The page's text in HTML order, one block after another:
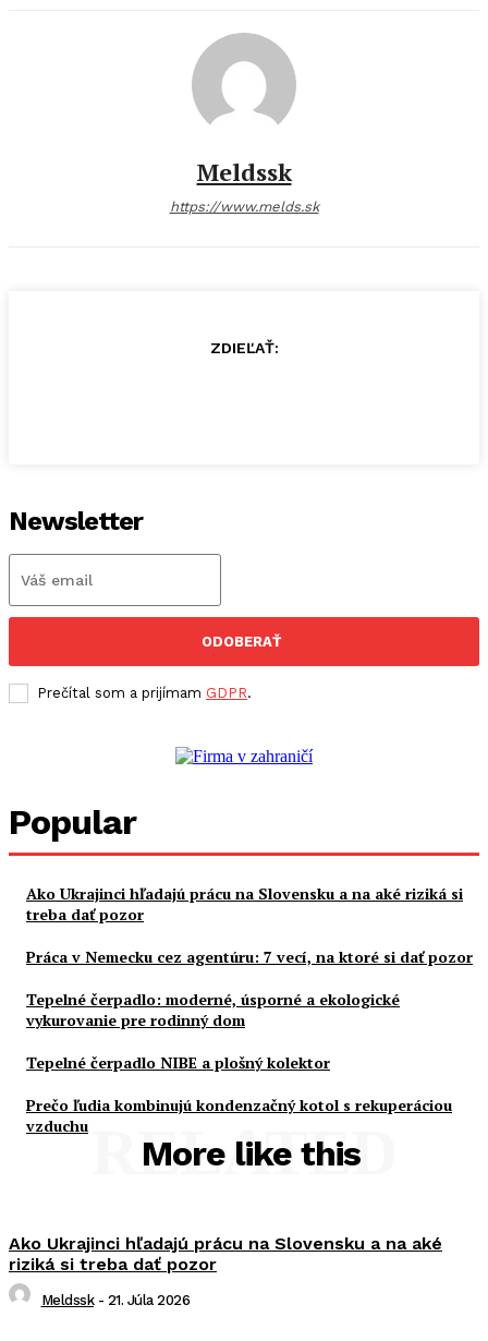
Meldssk
https://www.melds.sk
ZDIEĽAŤ:
Newsletter
ODOBERAŤ
Prečítal som a prijímam GDPR.
Popular
Ako Ukrajinci hľadajú prácu na Slovensku a na aké riziká si
treba dať pozor
Práca v Nemecku cez agentúru: 7 vecí, na ktoré si dať pozor
Tepelné čerpadlo: moderné, úsporné a ekologické
vykurovanie pre rodinný dom
Tepelné čerpadlo NIBE a plošný kolektor
Prečo ľudia kombinujú kondenzačný kotol s rekuperáciou
vzduchu
More like this
RELATED
Ako Ukrajinci hľadajú prácu na Slovensku a na aké
riziká si treba dať pozor
Meldssk - 21. Júla 2026